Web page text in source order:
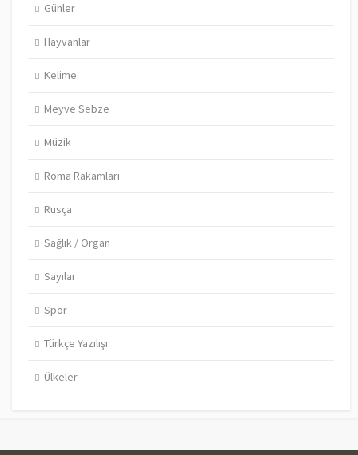
Günler
Hayvanlar
Kelime
Meyve Sebze
Müzik
Roma Rakamları
Rusça
Sağlık / Organ
Sayılar
Spor
Türkçe Yazılışı
Ülkeler